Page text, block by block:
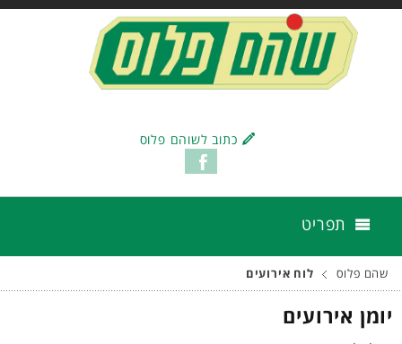
כתוב לשוהם פלוס
תפריט
שהם פלוס לוח אירועים
יומן אירועים